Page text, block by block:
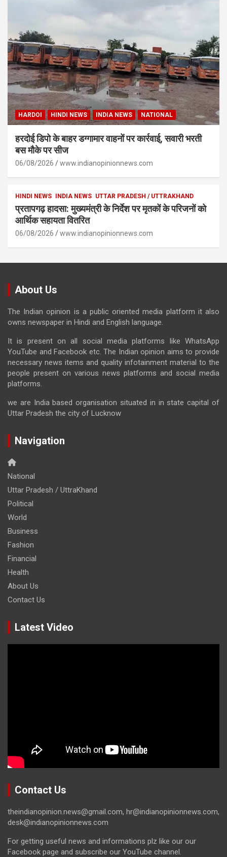
HARDOI HINDI NEWS INDIA NEWS NATIONAL
हरदोई डिपो के बाहर डग्गामार वाहनों पर कार्रवाई, सवारी भरती
बस मौके पर सीज
06/08/2026 www.indianopinionnews.com
HINDI NEWS INDIA NEWS UTTAR PRADESH / UTTRAKHAND
प्रतापगढ़ हादसा: मुख्यमंत्री के निर्देश पर मृतकों के परिजनों को
आर्थिक सहायता वितरित
06/08/2026 www.indianopinionnews.com
About Us
The Indian opinion is a public oriented media platform it also
owns newspaper in Hindi and English language.
It is present on all social media platforms like WhatsApp
YouTube and Facebook etc. The Indian opinion aims to provide
necessary news items and quality infotainment material to the
people present on various news platforms and social media
platforms.
we are India based organisation situated in in state capital of
Uttar Pradesh the city of Lucknow
Navigation
National
Uttar Pradesh / UttraKhand
Political
World
Business
Fashion
Financial
Health
About Us
Contact Us
Latest Video
Contact Us
theindianopinion.news@gmail.com, hr@indianopinionnews.com,
desk@indianopinionnews.com
For getting useful news and informations plz like our our
Facebook page and subscribe our YouTube channel.